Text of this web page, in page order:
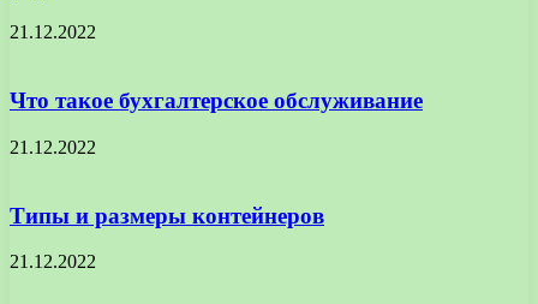
21.12.2022
Что такое бухгалтерское обслуживание
21.12.2022
Типы и размеры контейнеров
21.12.2022